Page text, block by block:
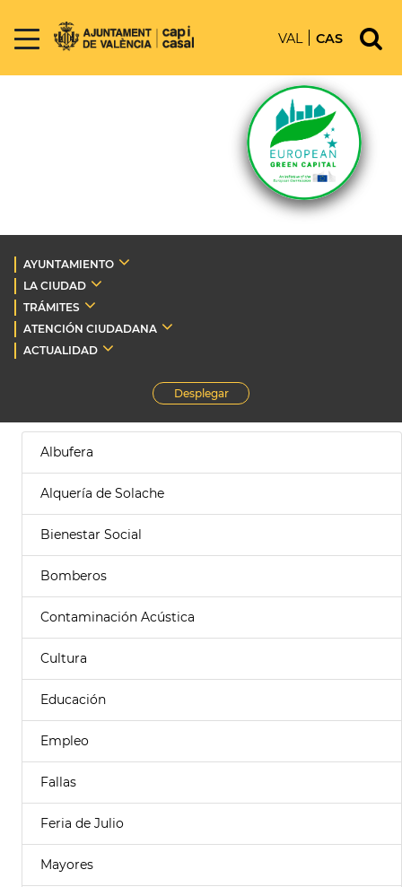
VAL CAS
AYUNTAMIENTO
LA CIUDAD
TRÁMITES
ATENCIÓN CIUDADANA
ACTUALIDAD
Desplegar
Albufera
Alquería de Solache
Bienestar Social
Bomberos
Contaminación Acústica
Cultura
Educación
Empleo
Fallas
Feria de Julio
Mayores